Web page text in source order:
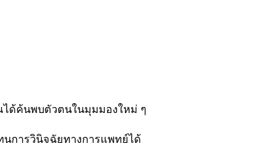
ด้ค้นพบตัวตนในมุมมองใหม่ ๆ
นการวินิจฉัยทางการแพทย์ได้